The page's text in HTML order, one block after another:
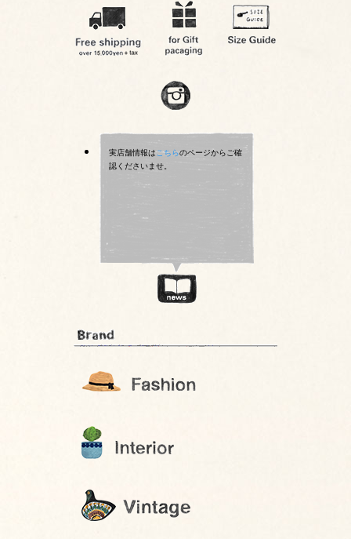
実店舗情報はこちらのページからご確
認くださいませ。